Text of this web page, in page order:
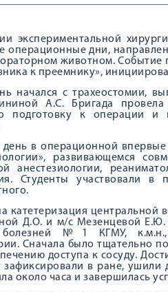
экспериментальной
операционные дни,
животном.
к преемнику»,
начался с трахеостомии,
А.С. Бригада провела
подготовку к операции
день в операционной
развивающемся
анестезиологии,
Студенты участвовали в
катетеризация центральной
Д.О. и м/с Мезенцевой Е.Ю.
болезней №1 КГМУ, к.м.н.,
Сначала было тщательно
доступа к сосуду.
зафиксировали в ране,
около часа и завершилась